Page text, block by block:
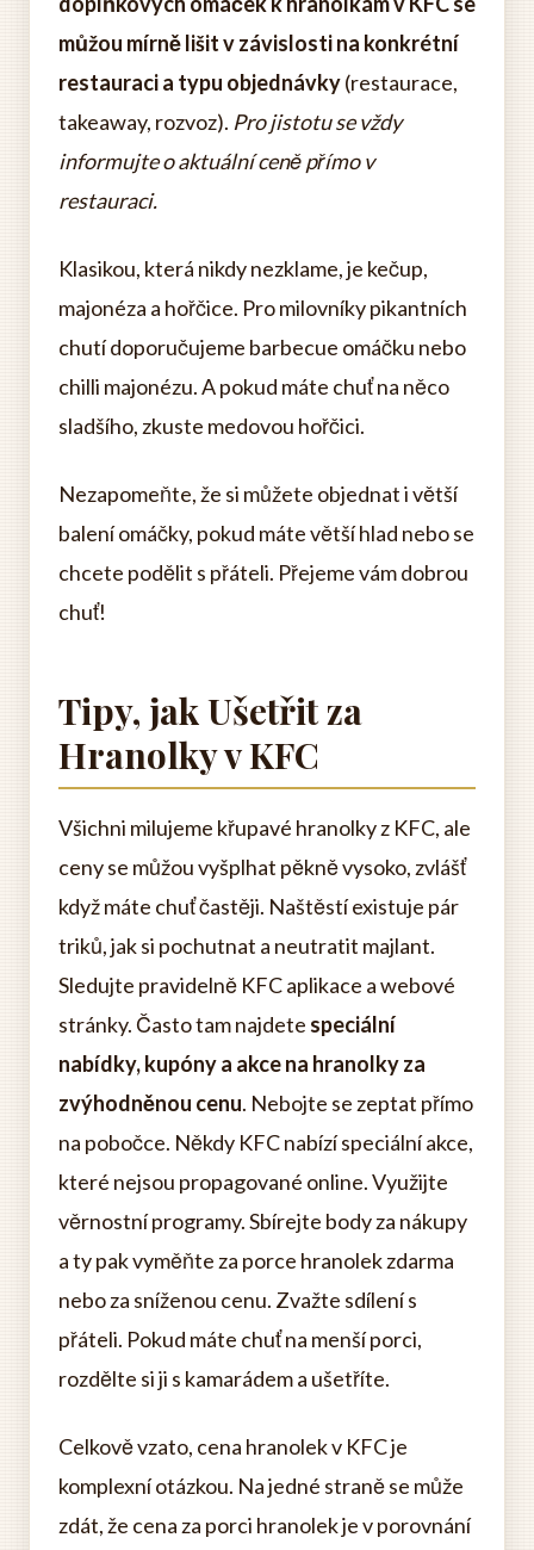
můžou mírně lišit v závislosti na konkrétní
restauraci a typu objednávky(restaurace,
takeaway, rozvoz). Pro jistotu se vždy
informujte o aktuální ceně přímo v
restauraci.
Klasikou, která nikdy nezklame, je kečup,
majonéza a hořčice. Pro milovníky pikantních
chutí doporučujeme barbecue omáčku nebo
chilli majonézu. A pokud máte chuť na něco
sladšího, zkuste medovou hořčici.
Nezapomeňte, že si můžete objednat i větší
balení omáčky, pokud máte větší hlad nebo se
chcete podělit s přáteli. Přejeme vám dobrou
chuť!
Tipy, jak Ušetřit za
Hranolky v KFC
Všichni milujeme křupavé hranolky z KFC, ale
ceny se můžou vyšplhat pěkně vysoko, zvlášť
když máte chuť častěji. Naštěstí existuje pár
triků, jak si pochutnat a neutratit majlant.
Sledujte pravidelně KFC aplikace a webové
stránky. Často tam najdete speciální
nabídky, kupóny a akce na hranolky za
zvýhodněnou cenu. Nebojte se zeptat přímo
na pobočce. Někdy KFC nabízí speciální akce,
které nejsou propagované online. Využijte
věrnostní programy. Sbírejte body za nákupy
a ty pak vyměňte za porce hranolek zdarma
nebo za sníženou cenu. Zvažte sdílení s
přáteli. Pokud máte chuť na menší porci,
rozdělte si ji s kamarádem a ušetříte.
Celkově vzato, cena hranolek v KFC je
komplexní otázkou. Na jedné straně se může
zdát, že cena za porci hranolek je v porovnání